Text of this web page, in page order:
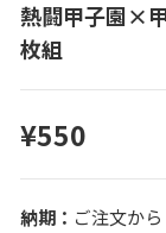
熱闘甲子園×
枚組
¥550
ご注文か